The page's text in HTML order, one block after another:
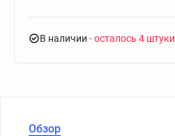
В наличии - осталось 4 штуки
Обзор